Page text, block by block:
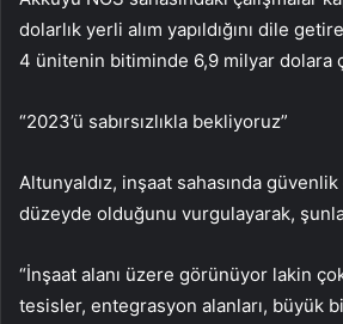
dolarlık yerli alım yapıldığını dile
4 ünitenin bitiminde 6,9 milyar dolara
“2023’ü sabırsızlıkla bekliyoruz”
Altunyaldız, inşaat sahasında
düzeyde olduğunu vurgulayarak,
“İnşaat alanı üzere görünüyor lakin
tesisler, entegrasyon alanları, büyük